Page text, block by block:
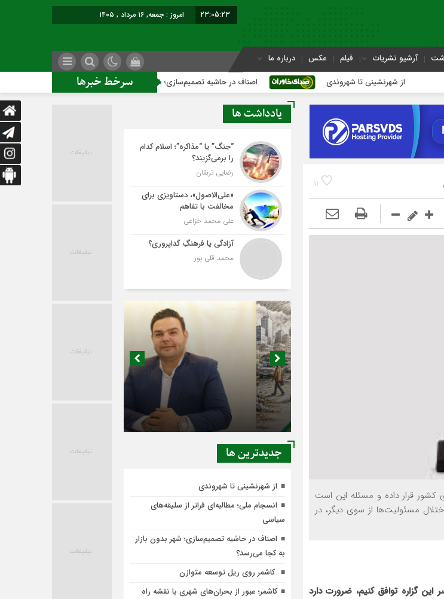
23:05:24 امروز : جمعه, ۱۶ مرداد , ۱۴۰۵
آرشیو نشریات فیلم عکس درباره ما
سرخط خبرها شهرنشینی تا شهروندی اصناف در حاشیه تصمیم‌سازی؛ شهر بدون بازار به کجا می‌رسد؟
11
قرار داده و مسئله این است
مسئولیت‌ها از سوی دیگر، در
گزاره توافق کنیم، ضرورت دارد
یادداشت ها
“جنگ” یا “مذاکره”؛ اسلام کدام
را برمی‌گزیند؟
رضایی تربقان
«علی‌الاصول»، دستاویزی برای
مخالفت با تفاهم
علی محمد خزاعی
آزادگی یا فرهنگِ گداپروری؟
محمد قلی پور
اصناف در حاشیه تصمیم‌سازی؛ شهر بدون بازار به
کجا می‌رسد؟
جديدترين ها
از شهرنشینی تا شهروندی
انسجام ملی؛ مطالبه‌ای فراتر از سلیقه‌های
سیاسی
اصناف در حاشیه تصمیم‌سازی؛ شهر بدون بازار
به کجا می‌رسد؟
کاشمر روی ریل توسعه متوازن
کاشمر؛ عبور از بحران‌های شهری با نقشه راه